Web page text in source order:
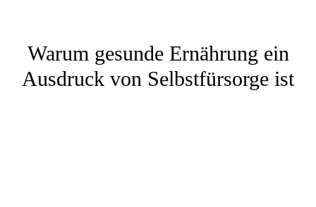
Warum gesunde Ernährung ein
Ausdruck von Selbstfürsorge ist